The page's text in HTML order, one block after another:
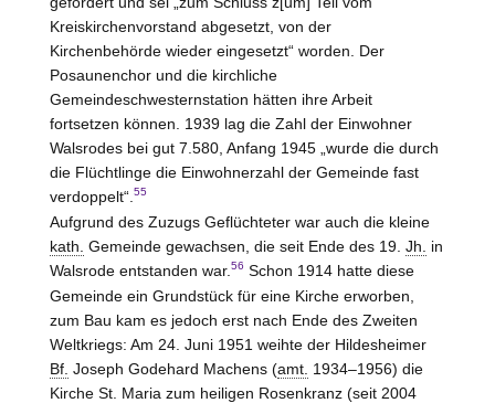
Kreiskirchenvorstand abgesetzt, von der
Kirchenbehörde wieder eingesetzt“ worden. Der
Posaunenchor und die kirchliche
Gemeindeschwesternstation hätten ihre Arbeit
fortsetzen können. 1939 lag die Zahl der Einwohner
Walsrodes bei gut 7.580, Anfang 1945 „wurde die durch
die Flüchtlinge die Einwohnerzahl der Gemeinde fast
verdoppelt“. 55
Aufgrund des Zuzugs Geflüchteter war auch die kleine
kath. Gemeinde gewachsen, die seit Ende des 19. Jh.
in
Walsrode entstanden war. 56 Schon 1914 hatte diese
Gemeinde ein Grundstück für eine Kirche erworben,
zum Bau kam es jedoch erst nach Ende des Zweiten
Weltkriegs: Am 24. Juni 1951 weihte der Hildesheimer
Bf. Joseph Godehard Machens (amt. 1934–1956) die
Kirche St. Maria zum heiligen Rosenkranz (seit 2004